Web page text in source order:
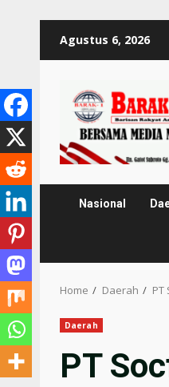
Agustus 6, 2026
Nasional
Home Daerah PT
Daerah
PT